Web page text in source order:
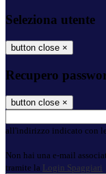
Seleziona utente
button close ×
Recupero
button close ×
all'indirizzo indicato con
Non hai una e-mail
tramite la Login Spaggiari